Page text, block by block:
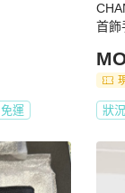
免運
首飾
狀